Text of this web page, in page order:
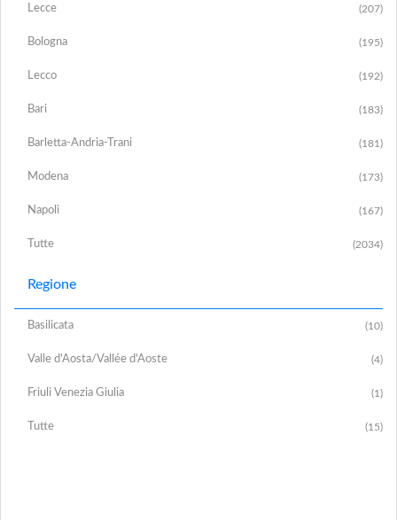
Lecce (207)
Bologna (195)
Lecco (192)
Bari (183)
Barletta-Andria-Trani (181)
Modena (173)
Napoli (167)
Tutte (2034)
Regione
Basilicata (10)
Valle d'Aosta/Vallée d'Aoste (4)
Friuli Venezia Giulia (1)
Tutte (15)